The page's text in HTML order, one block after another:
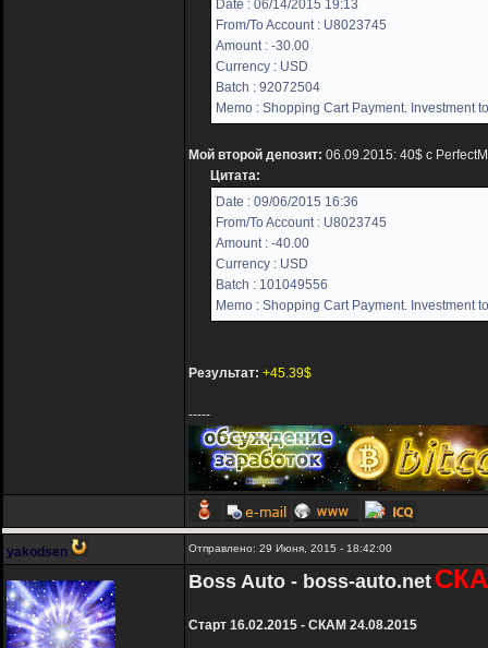
Date : 06/14/2015 19:13
From/To Account : U8023745
Amount : -30.00
Currency : USD
Batch : 92072504
Memo : Shopping Cart Payment. Investment
Мой второй депозит: 06.09.2015: 40$ с
Цитата:
Date : 09/06/2015 16:36
From/To Account : U8023745
Amount : -40.00
Currency : USD
Batch : 101049556
Memo : Shopping Cart Payment. Investment
Результат: +45.39$
-----
yakodsen Отправлено: 29 Июня, 2015 - 18:42:00
Boss Auto - boss-auto.net
Старт 16.02.2015 - СКАМ 24.08.2015